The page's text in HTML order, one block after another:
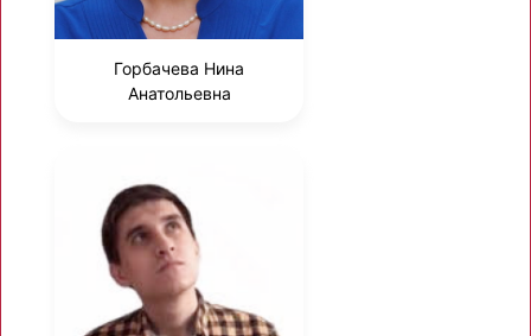
Горбачева Нина
Анатольевна